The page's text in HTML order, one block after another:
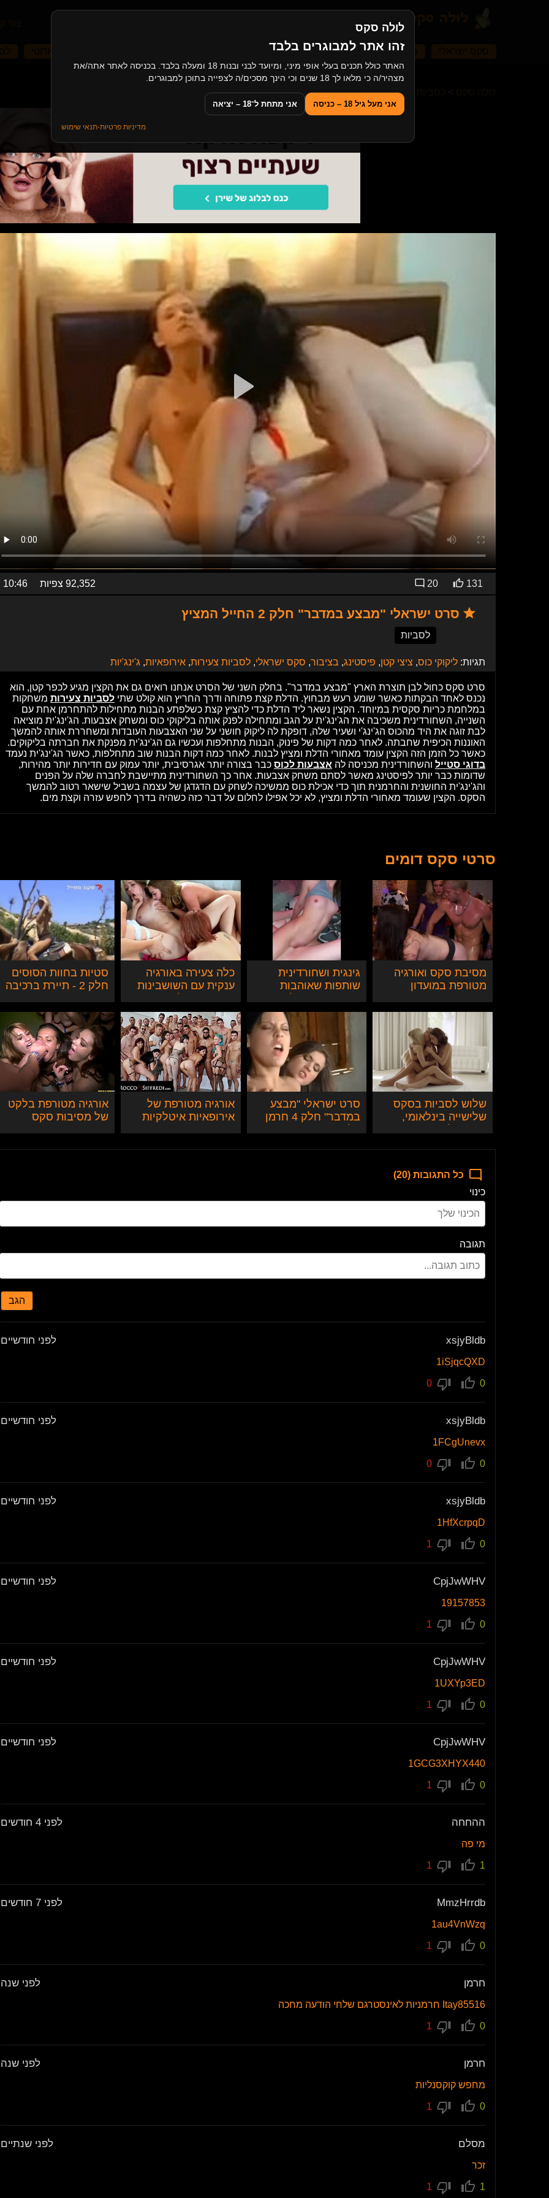
לולה סקס
זהו אתר למבוגרים בלבד
האתר כולל תכנים בעלי אופי מיני, ומיועד לבני ובנות 18 ומעלה בלבד. בכניסה לאתר אתה/את
מצהיר/ה כי מלאו לך 18 שנים וכי הינך מסכים/ה לצפייה בתוכן למבוגרים.
אני מעל גיל 18 – כניסה אני מתחת ל־18 – יציאה
מדיניות פרטיות·תנאי שימוש
בייביסיטר סקס אמא ובן מסיבות סקס
סרט ישראלי "מבצע במדבר" חלק 2 החייל המציץ
10:46 92,352 צפיות 131
20
סרט ישראלי "מבצע במדבר" חלק 2 החייל המציץ
לסביות
תגיות: ליקוקי כוס, ציצי קטן, פיסטינג, בציבור, סקס ישראלי, לסביות צעירות, אירופאיות, ג'ינג'יות
סרט סקס כחול לבן תוצרת הארץ "מבצע במדבר". בחלק השני של הסרט אנחנו רואים גם את הקצין מגיע לכפר קטן, הוא
נכנס לאחד הבקתות כאשר שומע רעש מבחוץ. הדלת קצת פתוחה ודרך החריץ הוא קולט שתי לסביות צעירות משחקות
במלחמת כריות סקסית במיוחד. הקצין נשאר ליד הדלת כדי להציץ קצת כשלפתע הבנות מתחילות להתחרמן אחת עם
השנייה, השחורדינית משכיבה את הג'ינג'ית על הגב ומתחילה לפנק אותה בליקוקי כוס ומשחק אצבעות. הג'ינג'ית מוציאה
לבת זוגה את היד מהכוס הג'ינג'י ושעיר שלה, דופקת לה ליקוק חושני על שני האצבעות העובדות ומשחררת אותה להמשך
האוננות הכיפית שחבתה. לאחר כמה דקות של פינוק, הבנות מתחלפות ועכשיו גם הג'ינג'ית מפנקת את חברתה בליקוקים.
כאשר כל הזמן הזה הקצין עומד מאחורי הדלת ומציץ לבנות. לאחר כמה דקות הבנות שוב מתחלפות, כאשר הג'ינג'ית נעמד
בדוגי סטייל והשחורדינית מכניסה לה אצבעות לכוס כבר בצורה יותר אגרסיבית, יותר עמוק עם חדירות יותר מהירות,
שדומות כבר יותר לפיסטינג מאשר לסתם משחק אצבעות. אחר כך השחורדינית מתיישבת לחברה שלה על הפנים
והג'ינג'ית החושנית והחרמנית תוך כדי אכילת כוס ממשיכה לשחק עם הדגדגן של עצמה בשביל שישאר רטוב להמשך
הסקס. הקצין שעומד מאחורי הדלת ומציץ, לא יכל אפילו לחלום על דבר כזה כשהיה בדרך לחפש עזרה וקצת מים.
סרטי סקס דומים
מסיבת סקס ואורגיה
מטורפת במועדון
גינגית ושחורדינית
שותפות שאוהבות
כלה צעירה באורגיה
ענקית עם השושבינות
סטיות בחוות הסוסים
חלק 2 - תיירת ברכיבה
שלוש לסביות בסקס
שלישייה בינלאומי,
סרט ישראלי "מבצע
במדבר" חלק 4 חרמן
אורגיה מטורפת של
אירופאיות איטלקיות
אורגיה מטורפת בלקט
של מסיבות סקס
כל התגובות (20)
כינוי
תגובה
הגב
xsjyBldb לפני חודשיים
1iSjqcQXD
0
xsjyBldb לפני חודשיים
1FCgUnevx
0
xsjyBldb לפני חודשיים
1HfXcrpqD
0
CpjJwWHV לפני חודשיים
19157853
0
CpjJwWHV לפני חודשיים
1UXYp3ED
0
CpjJwWHV לפני חודשיים
1GCG3XHYX440
0
ההחחה לפני 4 חודשים
מי פה
1
MmzHrrdb לפני 7 חודשים
1au4VnWzq
0
חרמן לפני שנה
Itay85516 חרמניות לאינסטרגם שלחי הודעה מחכה
0
חרמן לפני שנה
מחפש קוקסנליות
0
מסלם לפני שנתיים
זכר
1